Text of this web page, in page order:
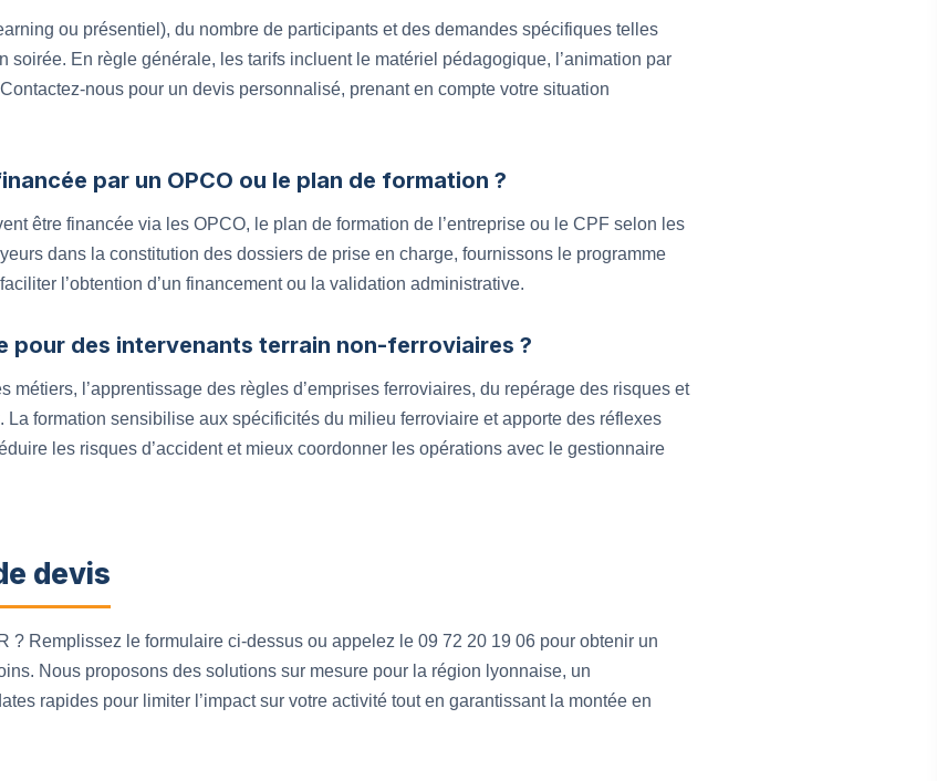
ou présentiel), du nombre de participants et des demandes spécifiques telles
soirée. En règle générale, les tarifs incluent le matériel pédagogique, l’animation par
nous pour un devis personnalisé, prenant en compte votre situation
par un OPCO ou le plan de formation ?
être financée via les OPCO, le plan de formation de l’entreprise ou le CPF selon les
dans la constitution des dossiers de prise en charge, fournissons le programme
l’obtention d’un financement ou la validation administrative.
pour des intervenants terrain non-ferroviaires ?
métiers, l’apprentissage des règles d’emprises ferroviaires, du repérage des risques et
formation sensibilise aux spécificités du milieu ferroviaire et apporte des réflexes
les risques d’accident et mieux coordonner les opérations avec le gestionnaire
devis
? Remplissez le formulaire ci-dessus ou appelez le 09 72 20 19 06 pour obtenir un
Nous proposons des solutions sur mesure pour la région lyonnaise, un
rapides pour limiter l’impact sur votre activité tout en garantissant la montée en